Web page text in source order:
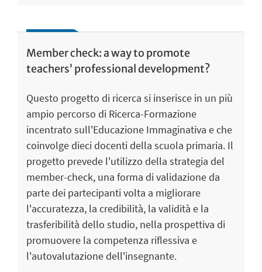
Member check: a way to promote
teachers’ professional development?
Questo progetto di ricerca si inserisce in un più
ampio percorso di Ricerca-Formazione
incentrato sull'Educazione Immaginativa e che
coinvolge dieci docenti della scuola primaria. Il
progetto prevede l'utilizzo della strategia del
member-check, una forma di validazione da
parte dei partecipanti volta a migliorare
l'accuratezza, la credibilità, la validità e la
trasferibilità dello studio, nella prospettiva di
promuovere la competenza riflessiva e
l'autovalutazione dell'insegnante.